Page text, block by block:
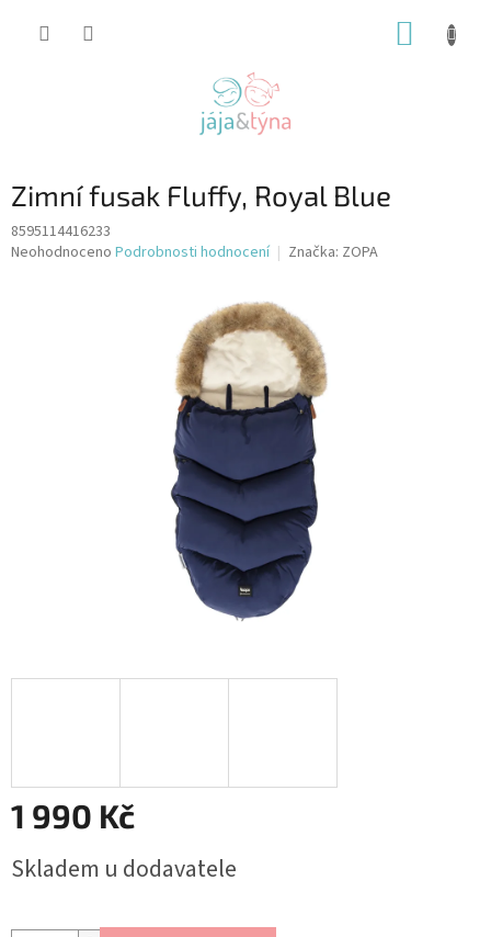
Zimní fusak Fluffy, Royal Blue
8595114416233
Průměrné
Neohodnoceno Podrobnosti hodnocení Značka: ZOPA
1 990 Kč
cena:
Skladem u dodavatele